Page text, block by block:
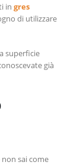
in gres
di utilizzare
superficie
già
non sai come